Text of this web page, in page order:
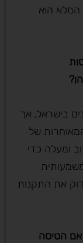
המלא הוא
?
בישראל, אך
של
4 שעות עיכוב ומעלה כדי
לבדוק את התקנות
אם הטיסה